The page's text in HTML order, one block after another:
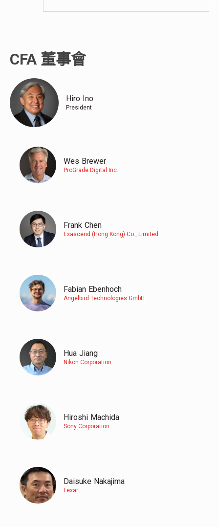
CFA 董事會
Hiro Ino
President
Wes Brewer
ProGrade Digital Inc.
Frank Chen
Exascend (Hong Kong) Co., Limited
Fabian Ebenhoch
Angelbird Technologies GmbH
Hua Jiang
Nikon Corporation
Hiroshi Machida
Sony Corporation
Daisuke Nakajima
Lexar